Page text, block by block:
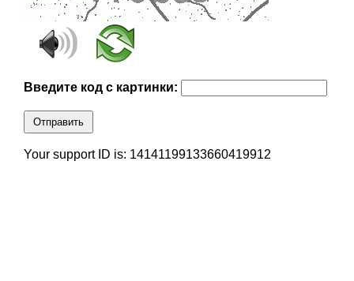
Введите код с картинки:
Отправить
Your support ID is: 14141199133660419912